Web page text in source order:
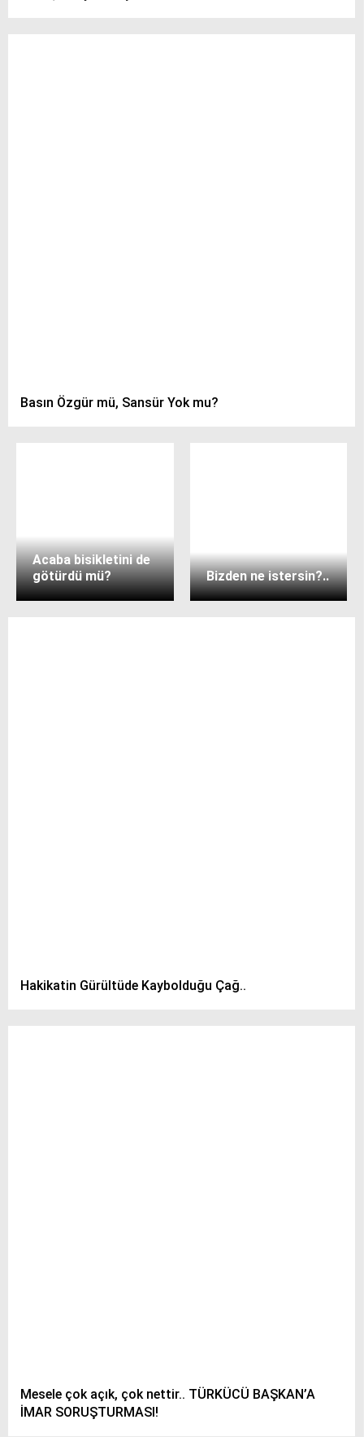
Basın Özgür mü, Sansür Yok mu?
Acaba bisikletini de
götürdü mü?
Bizden ne istersin?..
Hakikatin Gürültüde Kaybolduğu Çağ..
Mesele çok açık, çok nettir.. TÜRKÜCÜ BAŞKAN’A
İMAR SORUŞTURMASI!